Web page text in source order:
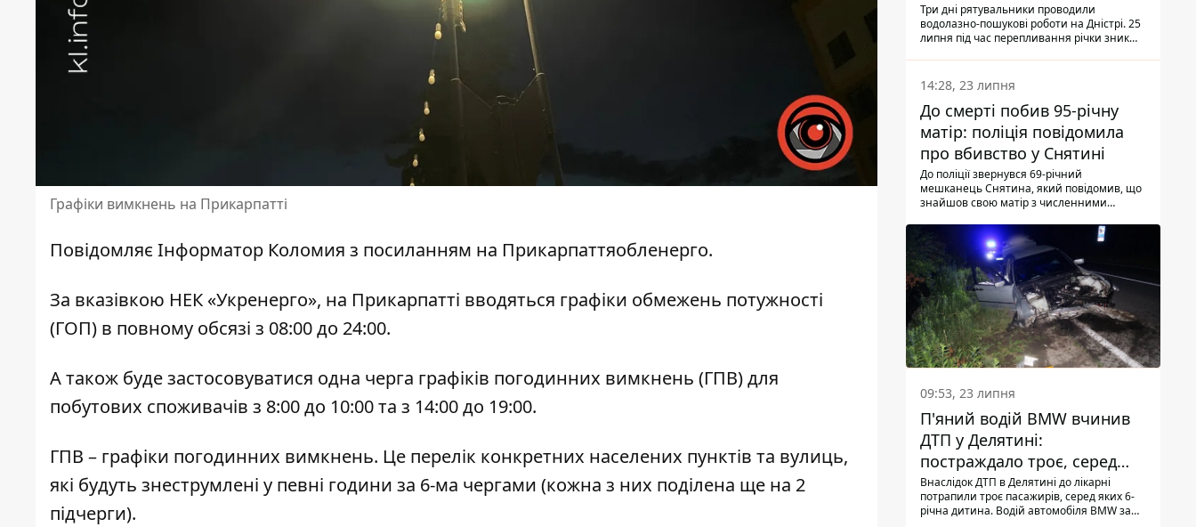
Графіки вимкнень на Прикарпатті
Повідомляє Інформатор Коломия з посиланням на Прикарпаттяобленерго.
За вказівкою НЕК «Укренерго», на Прикарпатті вводяться графіки обмежень потужності
(ГОП) в повному обсязі з 08:00 до 24:00.
А також буде застосовуватися одна черга графіків погодинних вимкнень (ГПВ) для
побутових споживачів з 8:00 до 10:00 та з 14:00 до 19:00.
ГПВ – графіки погодинних вимкнень. Це перелік конкретних населених пунктів та вулиць,
які будуть знеструмлені у певні години за 6-ма чергами (кожна з них поділена ще на 2
підчерги).
Три дні рятувальники проводили
водолазно-пошукові роботи на Дністрі. 25
липня під час перепливання річки зник
виявили тіло.
14:28, 23 липня
До смерті побив 95-річну
матір: поліція повідомила
про вбивство у Снятині
До поліції звернувся 69-річний
мешканець Снятина, який повідомив, що
знайшов свою матір з численними
з'ясували правоохоронці, ці травми жінці
наніс її син.
09:53, 23 липня
П'яний водій BMW вчинив
ДТП у Делятині:
постраждало троє, серед
них - дитина
Внаслідок ДТП в Делятині до лікарні
потрапили троє пасажирів, серед яких 6-
річна дитина. Водій автомобіля BMW за